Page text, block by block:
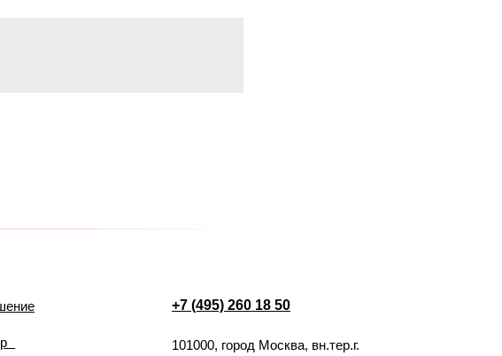
+7 (495) 260 18 50
101000, город Москва, вн.тер.г.